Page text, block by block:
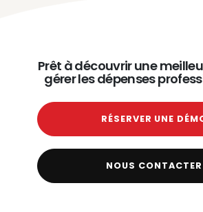
Prêt à découvrir une
gérer les dépenses
RÉSERVER UNE
NOUS CONTACTER